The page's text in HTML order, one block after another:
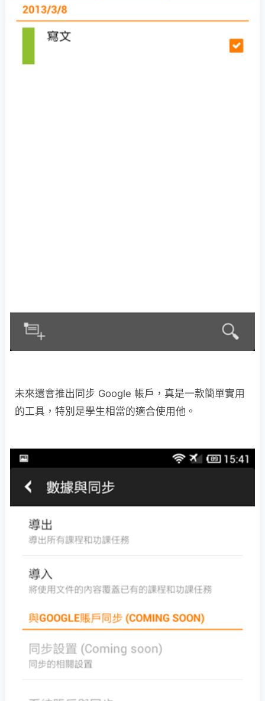
未來還會推出同步 Google 帳戶，真是一款簡單實用
的工具，特別是學生相當的適合使用他。